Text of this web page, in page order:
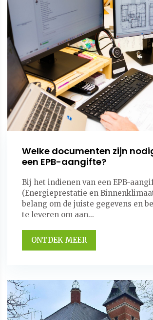
Welke documenten zijn
een EPB-aangifte?
Bij het indienen van een EPB-
(Energieprestatie en
belang om de juiste gegevens en
te leveren om aan...
ONTDEK MEER